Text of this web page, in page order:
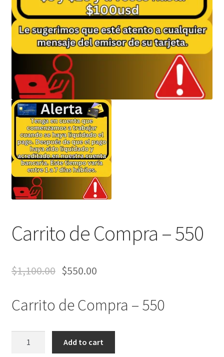
Política de reembolsos y devoluciones
Preguntas Mas Frecuentes PMF — FAQs
Productos
Sulgeli
Terminos Y Condiciones
Carrito de Compra – 550
$1,100.00 $550.00
Carrito de Compra – 550
Add to cart